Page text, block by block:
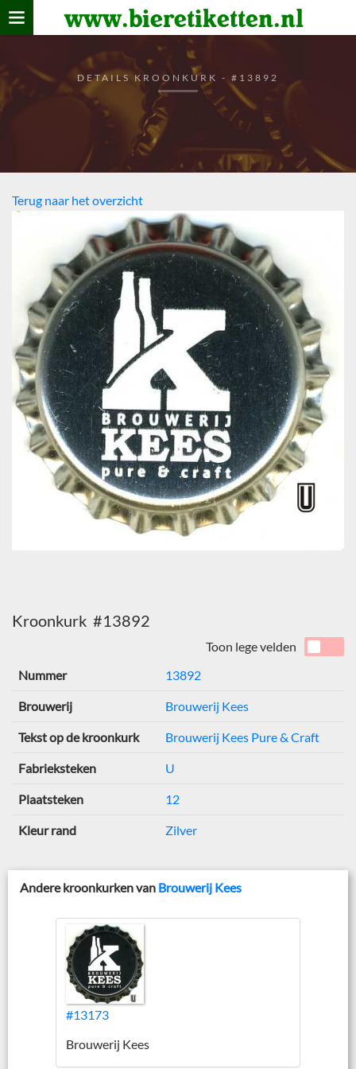
www.bieretiketten.nl
Home
De bierkaart
DETAILS KROONKURK - #13892
Terug naar het overzicht
Kroonkurk #13892
Toon lege velden
Nummer
13892
Brouwerij Brouwerij Kees
Tekst op de kroonkurk Brouwerij Kees Pure & Craft
Fabrieksteken U
Plaatsteken 12
Kleur rand Zilver
Andere kroonkurken van Brouwerij Kees
#13173
Brouwerij Kees